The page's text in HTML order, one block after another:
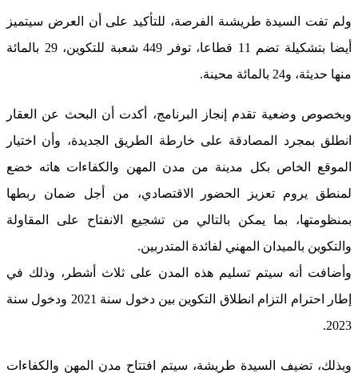
ولم تفت السيدة طريشىة الفرصة، للتأكيد على أن العرض سيتميز
أيضا بتشكيلة تضم 11 قطاعا، توفر 449 شعبة للتكوين، 29 بالمائة
منها حديثة، و24 بالمائة محينة.
وبخصوص وضعية تقدم إنجاز البرنامج، أكدت أن البحث عن العقار
انطلق بمجرد المصادقة على خارطة الطريق الجديدة، وأن اختيار
الموقع الخاص بكل مدينة من مدن المهن والكفاءات هاته خضع
لمنطق يروم تعزيز الحضور الاقتصادي، من أجل ضمان ربطها
بمنظومتها، بما يمكن بالتالي من تشجيع الانفتاح على المقاولة
والتكوين بالميدان المهني لفائدة المتدربين.
وأضافت أنه سيتم تسليم هذه المدن على ثلاث أشطر، وذلك في
إطار احترام التزام انطلاق التكوين بين دخول سنة 2021 ودخول سنة
2023.
وبذلك، تضيف السيدة طريشة، سيتم افتتاح مدن المهن والكفاءات